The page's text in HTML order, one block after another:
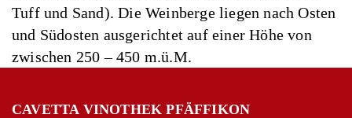
Tuff und Sand). Die Weinberge liegen nach Osten
und Südosten ausgerichtet auf einer Höhe von
zwischen 250 – 450 m.ü.M.
CAVETTA VINOTHEK PFÄFFIKON